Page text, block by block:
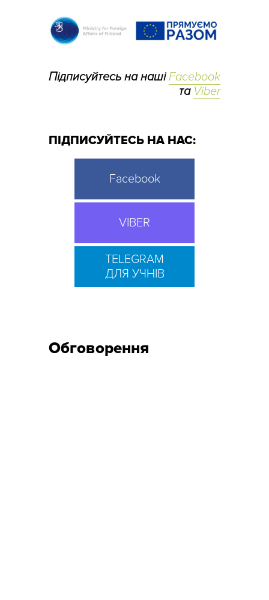
Підписуйтесь на нашіFacebook
та Viber
ПІДПИСУЙТЕСЬ НА НАС:
Facebook
VIBER
TELEGRAM
ДЛЯ УЧНІВ
Обговорення